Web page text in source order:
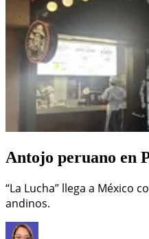
Antojo peruano en
“La Lucha” llega a México
andinos.